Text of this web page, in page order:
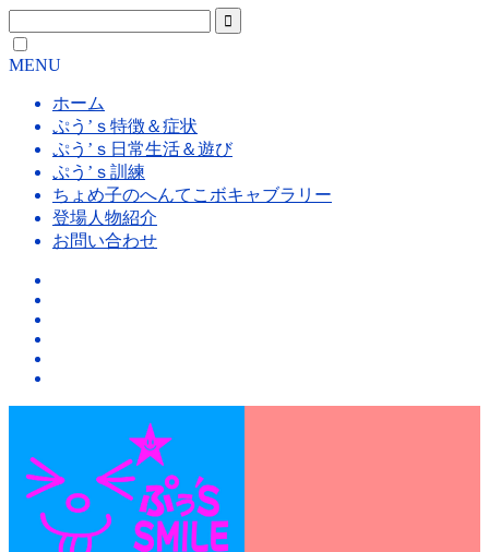
MENU
ホーム
ぷう’ｓ特徴＆症状
ぷう’ｓ日常生活＆遊び
ぷう’ｓ訓練
ちょめ子のへんてこボキャブラリー
登場人物紹介
お問い合わせ